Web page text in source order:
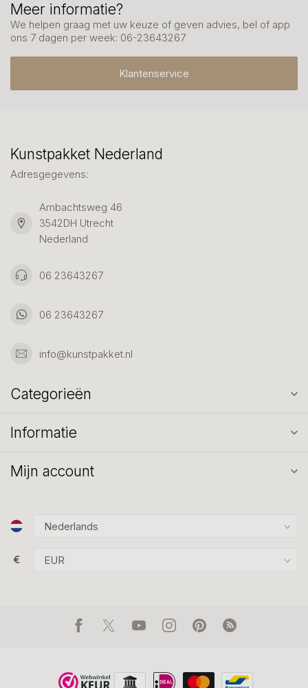
Meer informatie?
We helpen graag met uw keuze of geven advies, bel of app
ons 7 dagen per week: 06-23643267
Klantenservice
Kunstpakket Nederland
Adresgegevens:
Ambachtsweg 46
3542DH Utrecht
Nederland
06 23643267
06 23643267
info@kunstpakket.nl
Categorieën
Informatie
Mijn account
€